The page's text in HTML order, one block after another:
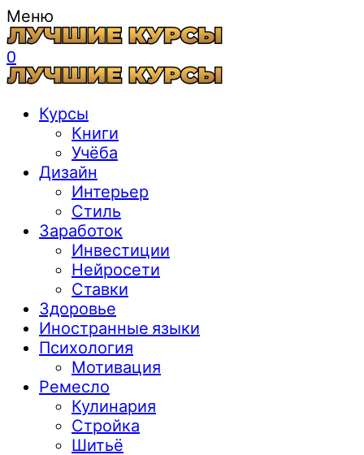
Меню
0
Курсы
Книги
Учёба
Дизайн
Интерьер
Стиль
Заработок
Инвестиции
Нейросети
Ставки
Здоровье
Иностранные языки
Психология
Мотивация
Ремесло
Кулинария
Стройка
Шитьё